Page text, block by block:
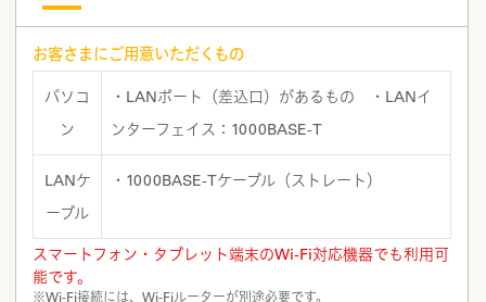
お客さまにご用意いただくもの
パソコ
ン
・LANポート（差込口）があるもの ・LANイ
ンターフェイス：1000BASE-T
LANケ
ーブル
・1000BASE-Tケーブル（ストレート）
スマートフォン・タブレット端末のWi-Fi対応機器でも利用可
能です。
※Wi-Fi接続には、Wi-Fiルーターが別途必要です。